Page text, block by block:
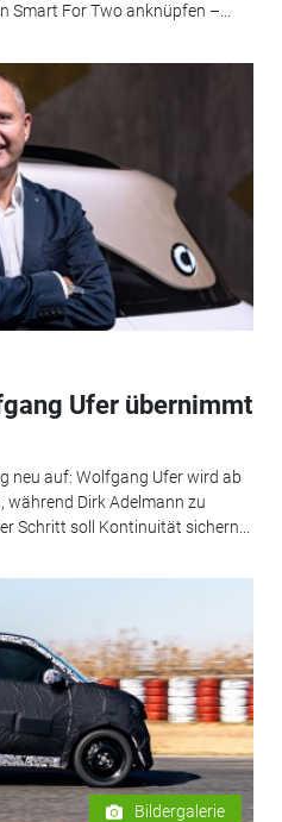
Smart For Two anknüpfen –...
Ufer übernimmt
neu auf: Wolfgang Ufer wird ab
während Dirk Adelmann zu
Schritt soll Kontinuität sichern...
Bildergalerie